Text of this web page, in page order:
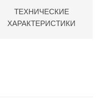
ТЕХНИЧЕСКИЕ
ХАРАКТЕРИСТИКИ